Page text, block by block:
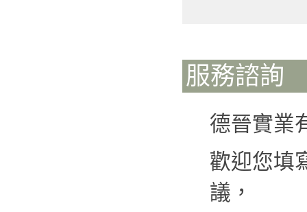
服務諮詢
德晉實業
歡迎您填
議，